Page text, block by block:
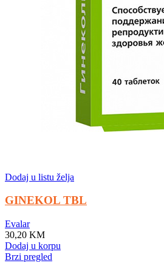
Dodaj u listu želja
GINEKOL TBL
Evalar
30,20 KM
Dodaj u korpu
Brzi pregled